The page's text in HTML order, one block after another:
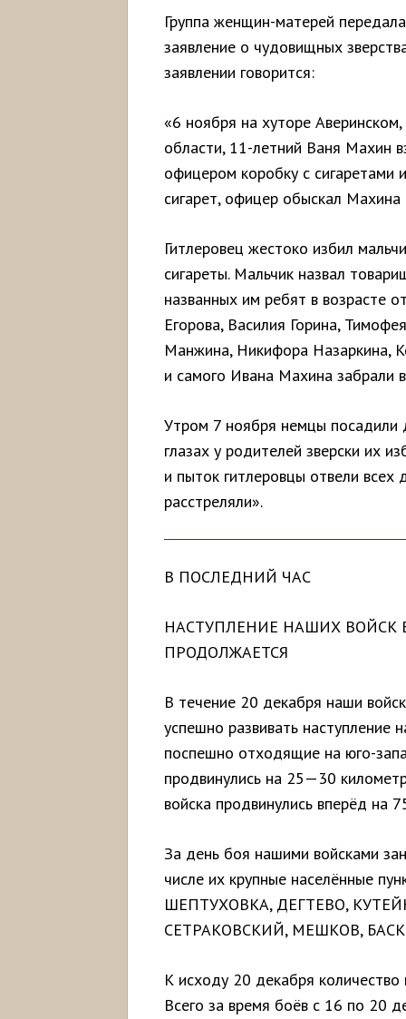
Группа женщин-матерей
заявление о чудовищных
заявлении говорится:
«6 ноября на хуторе
области, 11-летний Ваня Махин
офицером коробку с сигаретами
сигарет, офицер обыскал
Гитлеровец жестоко избил
сигареты. Мальчик назвал
названных им ребят в возрасте
Егорова, Василия Горина,
Манжина, Никифора Назаркина,
и самого Ивана Махина забрали
Утром 7 ноября немцы посадили
глазах у родителей зверски их
и пыток гитлеровцы отвели
расстреляли».
В ПОСЛЕДНИЙ ЧАС
НАСТУПЛЕНИЕ НАШИХ ВОЙСК
ПРОДОЛЖАЕТСЯ
В течение 20 декабря наши
успешно развивать наступление
поспешно отходящие на юго-
продвинулись на 25—30
войска продвинулись вперёд на
За день боя нашими войсками
числе их крупные населённые
ШЕПТУХОВКА, ДЕГТЕВО,
СЕТРАКОВСКИЙ, МЕШКОВ,
К исходу 20 декабря количество
Всего за время боёв с 16 по 20